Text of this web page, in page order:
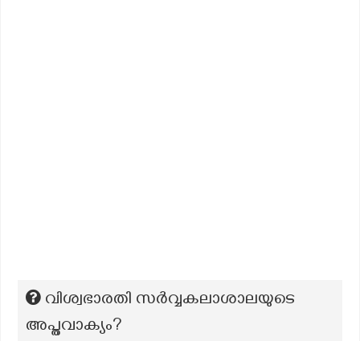
വിശ്വഭാരതി സർവ്വകലാശാലയുടെ
അപ്തവാക്യം?